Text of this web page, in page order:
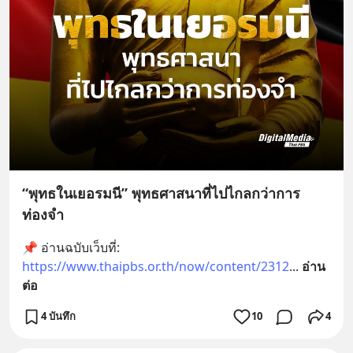
“พุทธในเยอรมนี” พุทธศาสนาที่ไปไกลกว่าการ
ท่องจำ
https://www.thaipbs.or.th/now/content/2312... อ่าน
ต่อ
4 บันทึก 10 4